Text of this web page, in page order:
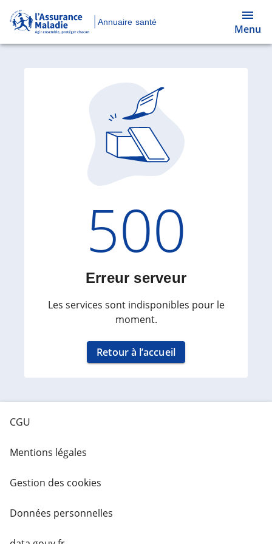
Annuaire santé
Menu
Code
500
Erreur serveur
Les services sont indisponibles pour le
moment.
Retour à l’accueil
CGU
Mentions légales
Gestion des cookies
Données personnelles